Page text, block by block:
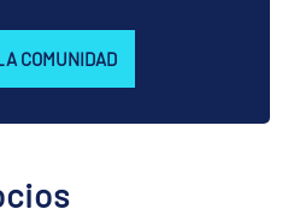
COMUNIDAD